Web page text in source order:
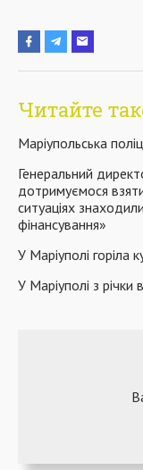
Читайте
Маріупольська
Генеральний
дотримуємося
ситуаціях
фінансування»
У Маріуполі горіла
У Маріуполі з річки